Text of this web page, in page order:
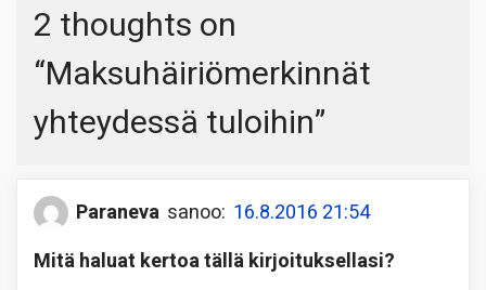
2 thoughts on
“Maksuhäiriömerkinnät
yhteydessä tuloihin”
Paraneva sanoo: 16.8.2016 21:54
Mitä haluat kertoa tällä kirjoituksellasi?